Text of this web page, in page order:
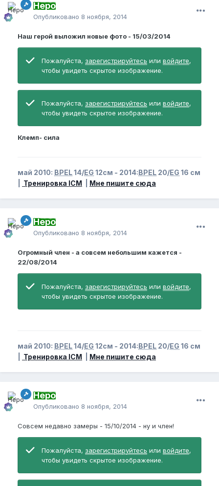
Неро
Опубликовано 8 ноября, 2014
Наш герой выложил новые фото - 15/03/2014
Пожалуйста, зарегистрируйтесь или войдите,
чтобы увидеть скрытое изображение.
Пожалуйста, зарегистрируйтесь или войдите,
чтобы увидеть скрытое изображение.
Клемп- сила
май 2010: BPEL14/EG 12см - 2014:BPEL 20/EG 16 см
Тренировка ICM Мне пишите сюда
Неро
Опубликовано 8 ноября, 2014
Огромный член - а совсем небольшим кажется -
22/08/2014
Пожалуйста, зарегистрируйтесь или войдите,
чтобы увидеть скрытое изображение.
май 2010: BPEL14/EG 12см - 2014:BPEL 20/EG 16 см
Тренировка ICM Мне пишите сюда
Неро
Опубликовано 8 ноября, 2014
Совсем недавно замеры - 15/10/2014 - ну и член!
Пожалуйста, зарегистрируйтесь или войдите,
чтобы увидеть скрытое изображение.